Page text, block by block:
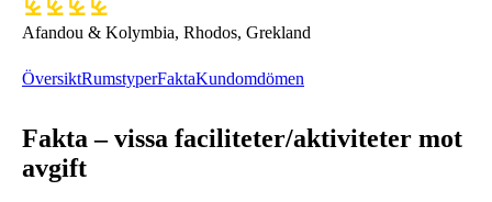
Afandou & Kolymbia, Rhodos, Grekland
ÖversiktRumstyperFaktaKundomdömen
Fakta – vissa faciliteter/aktiviteter mot
avgift